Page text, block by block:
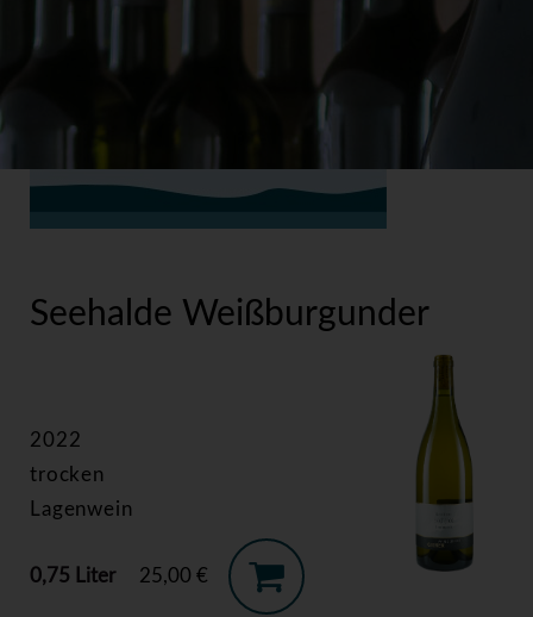
Seehalde Weißburgunder
2022
trocken
Lagenwein
0,75 Liter 25,00 €